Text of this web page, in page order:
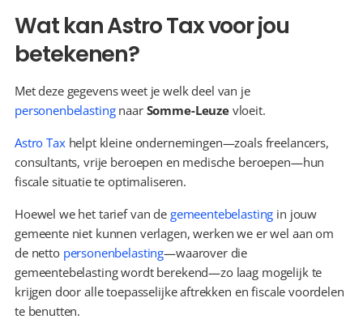
Wat kan Astro Tax voor jou
betekenen?
Met deze gegevens weet je welk deel van je
personenbelasting naar Somme-Leuze vloeit.
Astro Tax helpt kleine ondernemingen—zoals freelancers,
consultants, vrije beroepen en medische beroepen—hun
fiscale situatie te optimaliseren.
Hoewel we het tarief van de gemeentebelasting in jouw
gemeente niet kunnen verlagen, werken we er wel aan om
de netto personenbelasting—waarover die
gemeentebelasting wordt berekend—zo laag mogelijk te
krijgen door alle toepasselijke aftrekken en fiscale voordelen
te benutten.